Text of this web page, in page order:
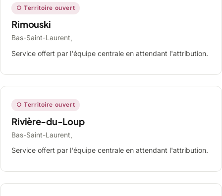
○ Territoire ouvert
Rimouski
Bas-Saint-Laurent,
Service offert par l'équipe centrale en attendant l'attribution.
○ Territoire ouvert
Rivière-du-Loup
Bas-Saint-Laurent,
Service offert par l'équipe centrale en attendant l'attribution.